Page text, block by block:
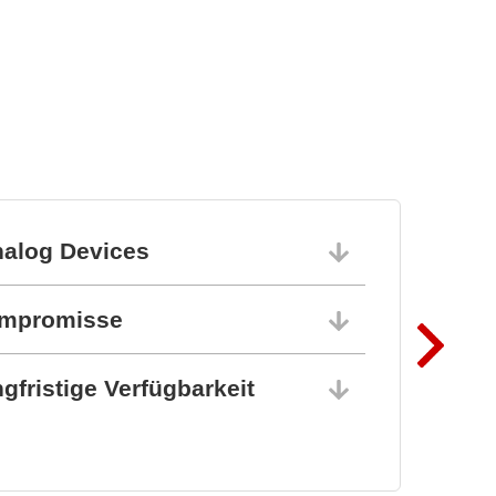
Devices
Verfügbarkeit